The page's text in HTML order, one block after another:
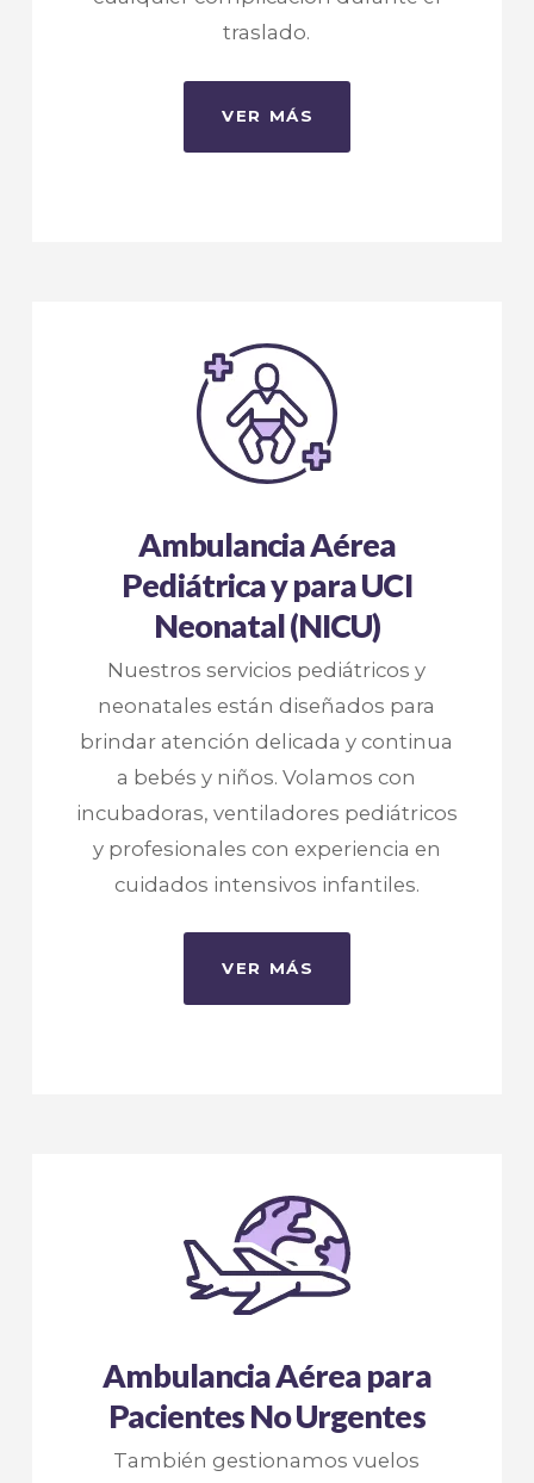
traslado.
VER MÁS
Ambulancia Aérea
Pediátrica y para UCI
Neonatal (NICU)
Nuestros servicios pediátricos y
neonatales están diseñados para
brindar atención delicada y continua
a bebés y niños. Volamos con
incubadoras, ventiladores pediátricos
y profesionales con experiencia en
cuidados intensivos infantiles.
VER MÁS
Ambulancia Aérea para
Pacientes No Urgentes
También gestionamos vuelos